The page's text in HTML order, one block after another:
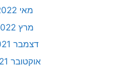
מאי 2022
מרץ 2022
דצמבר 2021
אוקטובר 2021